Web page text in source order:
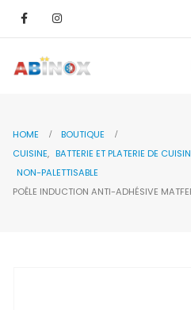
HOME
BOUTIQUE
CUISINE, BATTERIE ET PLATERIE DE
NON-PALETTISABLE
POÊLE INDUCTION ANTI-ADHÉSIVE